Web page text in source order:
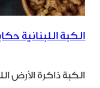
الكبة اللبنانية
الكبة ذاكرة الأرض